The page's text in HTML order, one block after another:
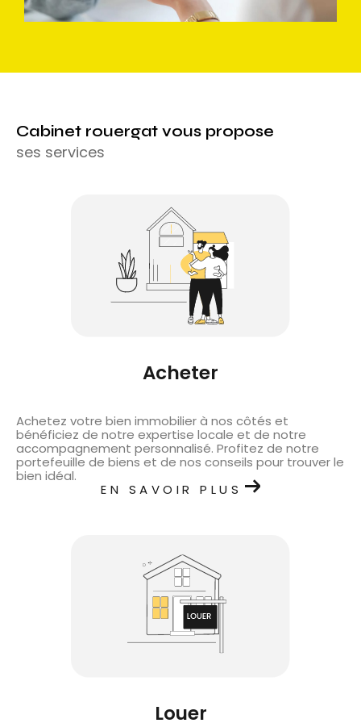
collectifs.
cabinet rouergat vous propose
ses services
acheter
Achetez votre bien immobilier à nos côtés et
bénéficiez de notre expertise locale et de notre
accompagnement personnalisé. Profitez de notre
portefeuille de biens et de nos conseils pour trouver le
bien idéal.
EN SAVOIR PLUS
louer